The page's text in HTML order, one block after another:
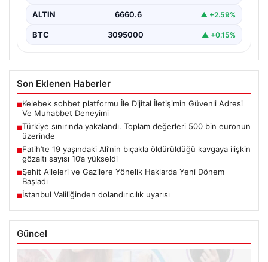
ALTIN 6660.6 ▲ +2.59%
BTC 3095000 ▲ +0.15%
Son Eklenen Haberler
■Kelebek sohbet platformu İle Dijital İletişimin Güvenli Adresi
Ve Muhabbet Deneyimi
■Türkiye sınırında yakalandı. Toplam değerleri 500 bin euronun
üzerinde
■Fatih’te 19 yaşındaki Ali’nin bıçakla öldürüldüğü kavgaya ilişkin
gözaltı sayısı 10’a yükseldi
■Şehit Aileleri ve Gazilere Yönelik Haklarda Yeni Dönem
Başladı
■İstanbul Valiliğinden dolandırıcılık uyarısı
Güncel